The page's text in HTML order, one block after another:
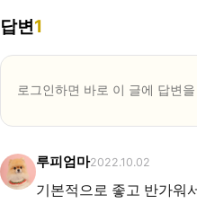
답변1
로그인하면 바로 이 글에 답변
루피엄마2022.10.02
기본적으로 좋고 반가워